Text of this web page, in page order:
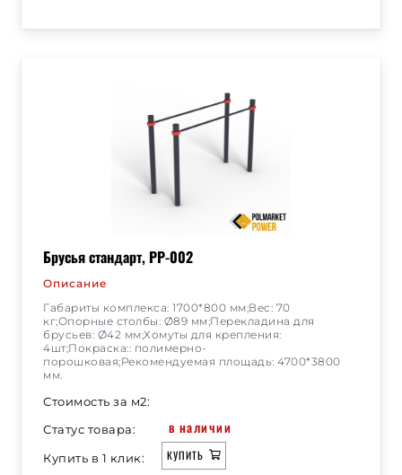
Брусья стандарт, РР-002
Описание
Габариты комплекса: 1700*800 мм;Вес: 70
кг;Опорные столбы: Ø89 мм;Перекладина для
брусьев: Ø42 мм;Хомуты для крепления:
4шт;Покраска:: полимерно-
порошковая;Рекомендуемая площадь: 4700*3800
мм.
Стоимость за м2:
Статус товара:
в наличии
Купить в 1 клик: КУПИТЬ